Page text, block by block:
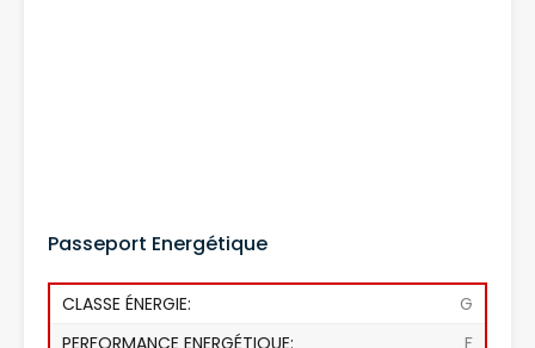
Passeport Energétique
CLASSE ÉNERGIE:
G
PERFORMANCE ENERGÉTIQUE:
F